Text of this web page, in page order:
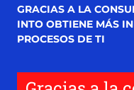
GRACIAS A LA
INTO OBTIENE MÁS
PROCESOS DE TI